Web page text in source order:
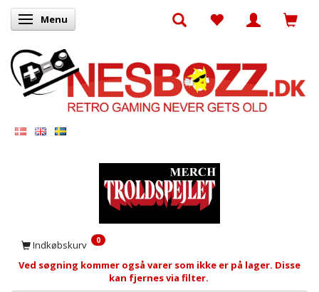
Skifte navigation
Menu
Indkøbskurv 0
Ved søgning kommer også varer som ikke er på lager. Disse
kan fjernes via filter.